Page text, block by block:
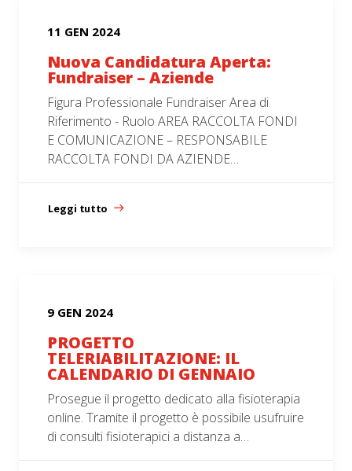
11 GEN 2024
Nuova Candidatura Aperta:
Fundraiser – Aziende
Figura Professionale Fundraiser Area di
Riferimento - Ruolo AREA RACCOLTA FONDI
E COMUNICAZIONE – RESPONSABILE
RACCOLTA FONDI DA AZIENDE…
Leggi tutto
9 GEN 2024
PROGETTO
TELERIABILITAZIONE: IL
CALENDARIO DI GENNAIO
Prosegue il progetto dedicato alla fisioterapia
online. Tramite il progetto è possibile usufruire
di consulti fisioterapici a distanza a…